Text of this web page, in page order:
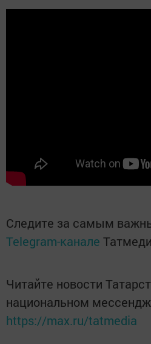
Следите за самым
Telegram-канале
Читайте новости
национальном
https://max.ru/tatmedia